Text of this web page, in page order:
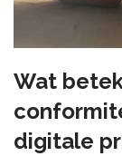
Wat
digitale